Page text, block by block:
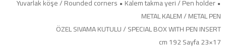
• Yuvarlak köşe / Rounded corners • Kalem takma yeri / Pen holder
METAL KALEM / METAL PEN
ÖZEL SIVAMA KUTULU / SPECIAL BOX WITH PEN INSERT
17×23 cm 192 Sayfa